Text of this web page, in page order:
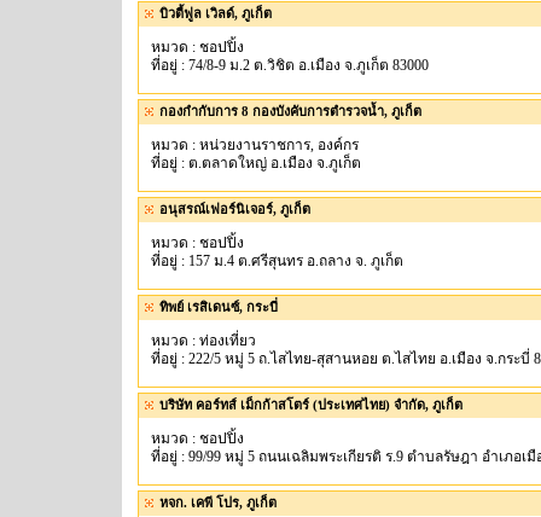
บิวตี้ฟูล เวิลด์, ภูเก็ต
หมวด : ชอปปิ้ง
ที่อยู่ : 74/8-9 ม.2 ต.วิชิต อ.เมือง จ.ภูเก็ต 83000
กองกำกับการ 8 กองบังคับการตำรวจน้ำ, ภูเก็ต
หมวด : หน่วยงานราชการ, องค์กร
ที่อยู่ : ต.ตลาดใหญ่ อ.เมือง จ.ภูเก็ต
อนุสรณ์เฟอร์นิเจอร์, ภูเก็ต
หมวด : ชอปปิ้ง
ที่อยู่ : 157 ม.4 ต.ศรีสุนทร อ.ถลาง จ. ภูเก็ต
ทิพย์ เรสิเดนซ์, กระบี่
หมวด : ท่องเที่ยว
ที่อยู่ : 222/5 หมู่ 5 ถ.ไสไทย-สุสานหอย ต.ไสไทย อ.เมือง จ.กระบี่
บริษัท คอร์ทส์ เม็กก้าสโตร์ (ประเทศไทย) จำกัด, ภูเก็ต
หมวด : ชอปปิ้ง
ที่อยู่ : 99/99 หมู่ 5 ถนนเฉลิมพระเกียรติ ร.9 ตำบลรัษฎา อำเภอเมื
หจก. เคพี โปร, ภูเก็ต